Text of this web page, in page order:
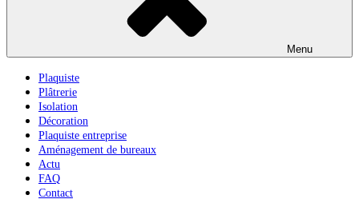
Menu
Plaquiste
Plâtrerie
Isolation
Décoration
Plaquiste entreprise
Aménagement de bureaux
Actu
FAQ
Contact